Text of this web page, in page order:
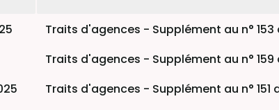
Traits d'agences - Supplément au n°
Traits d'agences - Supplément au n°
Traits d'agences - Supplément au n° 151